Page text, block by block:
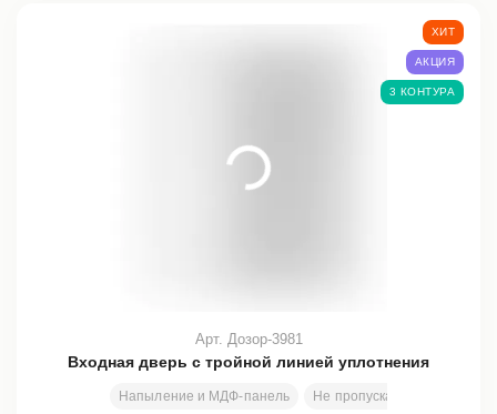
Входная дверь с тройной линией уплотнения
Напыление и МДФ-панель Не пропускает холод и шум
Арт. Дозор-3981
ХИТ
АКЦИЯ
3 КОНТУРА